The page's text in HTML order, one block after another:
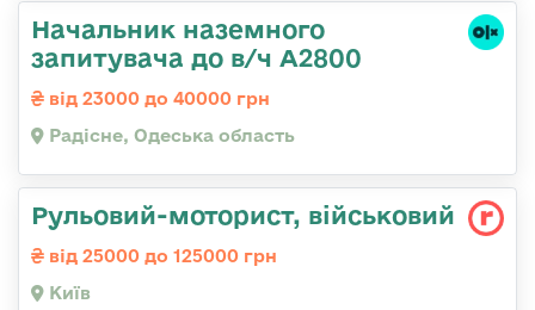
Начальник наземного
запитувача до в/ч А2800
від 23000 до 40000 грн
Радісне, Одеська область
Рульовий-мотоpист, військовий
від 25000 до 125000 грн
Київ